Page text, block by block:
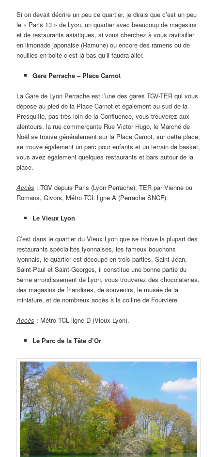
Si on devait décrire un peu ce quartier, je dirais que c’est un peu
le « Paris 13 » de Lyon, un quartier avec beaucoup de magasins
et de restaurants asiatiques, si vous cherchez à vous ravitailler
en limonade japonaise (Ramune) ou encore des ramens ou de
nouilles en boite c’est là bas qu’il faudra aller.
Gare Perrache – Place Carnot
La Gare de Lyon Perrache est l’une des gares TGV-TER qui vous
dépose au pied de la Place Carnot et également au sud de la
Presqu’Ile, pas très loin de la Confluence, vous trouverez aux
alentours, la rue commerçante Rue Victor Hugo, le Marché de
Noël se trouve généralement sur la Place Carnot, sur cette place,
se trouve également un parc pour enfants et un terrain de basket,
vous avez également quelques restaurants et bars autour de la
place.
Accès : TGV depuis Paris (Lyon Perrache), TER par Vienne ou
Romans, Givors, Métro TCL ligne A (Perrache SNCF).
Le Vieux Lyon
C’est dans le quartier du Vieux Lyon que se trouve la plupart des
restaurants spécialités lyonnaises, les fameux bouchons
lyonnais, le quartier est découpé en trois parties, Saint-Jean,
Saint-Paul et Saint-Georges, il constitue une bonne partie du
5ème arrondissement de Lyon, vous trouverez des chocolateries,
des magasins de friandises, de souvenirs, le musée de la
miniature, et de nombreux accès à la colline de Fourvière.
Accès : Métro TCL ligne D (Vieux Lyon).
Le Parc de la Tête d’Or